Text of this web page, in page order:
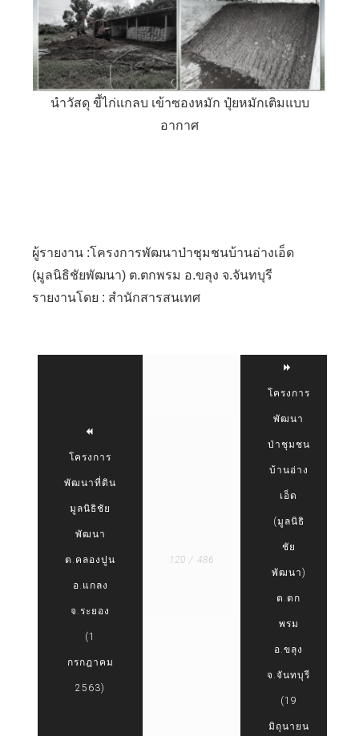
นำวัสดุ ขี้ไก่แกลบ เข้าซองหมัก ปุ๋ยหมักเติมแบบ
อากาศ
ผู้รายงาน :โครงการพัฒนาป่าชุมชนบ้านอ่างเอ็ด
(มูลนิธิชัยพัฒนา) ต.ตกพรม อ.ขลุง จ.จันทบุรี
รายงานโดย : สำนักสารสนเทศ
โครงการ
พัฒนาที่ดิน
มูลนิธิชัย
พัฒนา
ต.คลองปูน
อ.แกลง
จ.ระยอง
(1
กรกฎาคม
2563)
120 / 486
โครงการ
พัฒนา
ป่าชุมชน
บ้านอ่าง
เอ็ด
(มูลนิธิ
ชัย
พัฒนา)
ต.ตก
พรม
อ.ขลุง
จ.จันทบุรี
(19
มิถุนายน